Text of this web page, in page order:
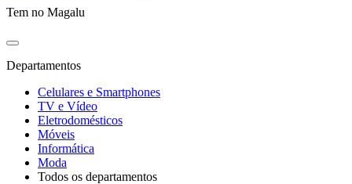
Tem no Magalu
Departamentos
Celulares e Smartphones
TV e Vídeo
Eletrodomésticos
Móveis
Informática
Moda
Todos os departamentos